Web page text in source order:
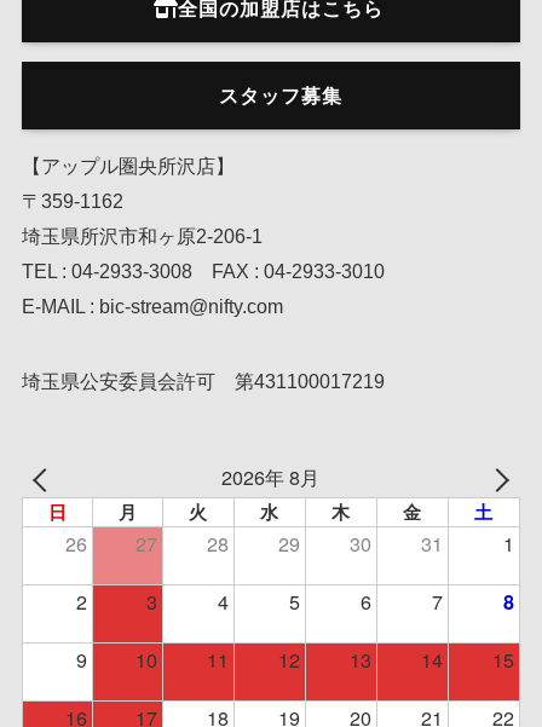
全国の加盟店はこちら
スタッフ募集
【アップル圏央所沢店】
〒359-1162
埼玉県所沢市和ヶ原2-206-1
TEL : 04-2933-3008 FAX : 04-2933-3010
E-MAIL : bic-stream@nifty.com
埼玉県公安委員会許可 第431100017219
2026年 8月
日 月 火 水 木 金 土
26 27 28 29 30 31
1
2
3 4 5 6 7 8
9 10 11 12 13 14
15
16
17 18 19 20 21 22